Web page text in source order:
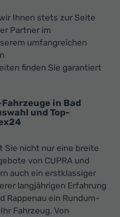
Ihnen stets zur Seite
Partner im
umfangreichen
finden Sie garantiert
Fahrzeuge in Bad
und Top-
Sie nicht nur eine breite
von CUPRA und
auch ein erstklassiger
langjährigen Erfahrung
Rappenau ein Rundum-
Fahrzeug. Von